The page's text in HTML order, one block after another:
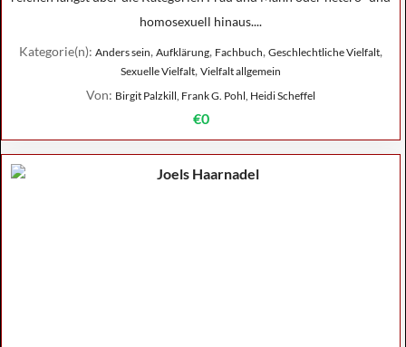
homosexuell hinaus....
Kategorie(n): Anders sein, Aufklärung, Fachbuch, Geschlechtliche Vielfalt,
Sexuelle Vielfalt, Vielfalt allgemein
Von: Birgit Palzkill, Frank G. Pohl, Heidi Scheffel
€0